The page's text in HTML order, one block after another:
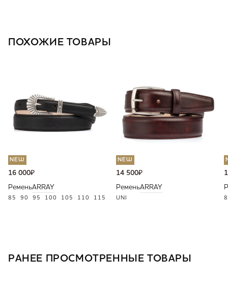
ПОХОЖИЕ ТОВАРЫ
NEW
16 000₽
РеменьARRAY
85 90 95 100 105 110 115
NEW
14 500₽
РеменьARRAY
UNI
РАНЕЕ ПРОСМОТРЕННЫЕ ТОВАРЫ